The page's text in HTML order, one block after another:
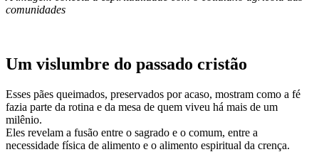
comunidades
Um vislumbre do passado cristão
Esses pães queimados, preservados por acaso, mostram como a fé
fazia parte da rotina e da mesa de quem viveu há mais de um
milênio.
Eles revelam a fusão entre o sagrado e o comum, entre a
necessidade física de alimento e o alimento espiritual da crença.